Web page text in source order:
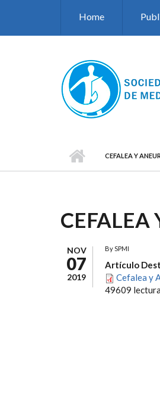
Home
CEFALEA Y
CEFALEA
NOV
07
2019
BySPMI
Artículo
Cefalea y
49609